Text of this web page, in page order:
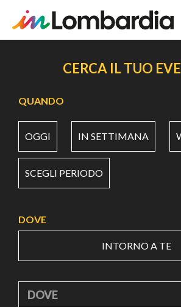
principale
CERCA IL TUO
QUANDO
OGGI IN SETTIMANA
SCEGLI PERIODO
DOVE
INTORNO A TE
DOVE